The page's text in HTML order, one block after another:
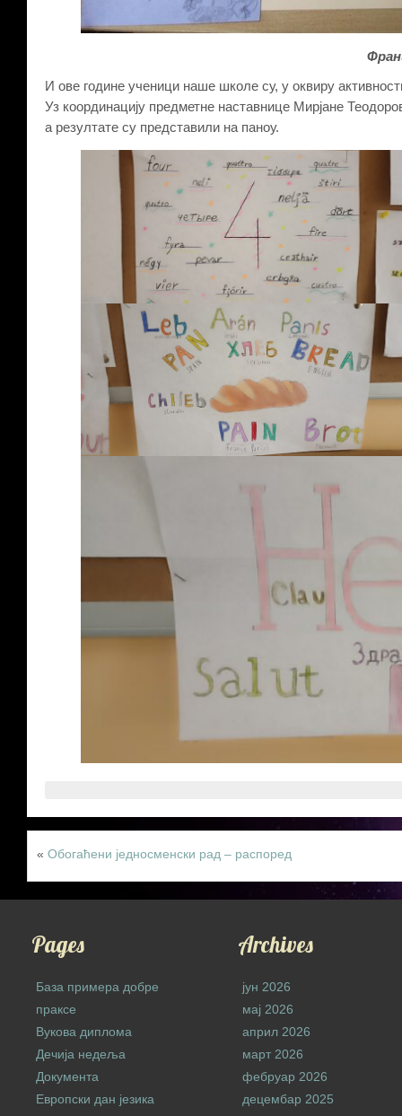
И ове године ученици наше школе су, у оквиру
Уз координацију предметне наставнице Мирјане
а резултате су представили на паноу.
« Обогаћени једносменски рад – распоред
Pages
База примера добре
праксе
Вукова диплома
Дечија недеља
Документа
Европски дан језика
Archives
јун 2026
мај 2026
април 2026
март 2026
фебруар 2026
децембар 2025